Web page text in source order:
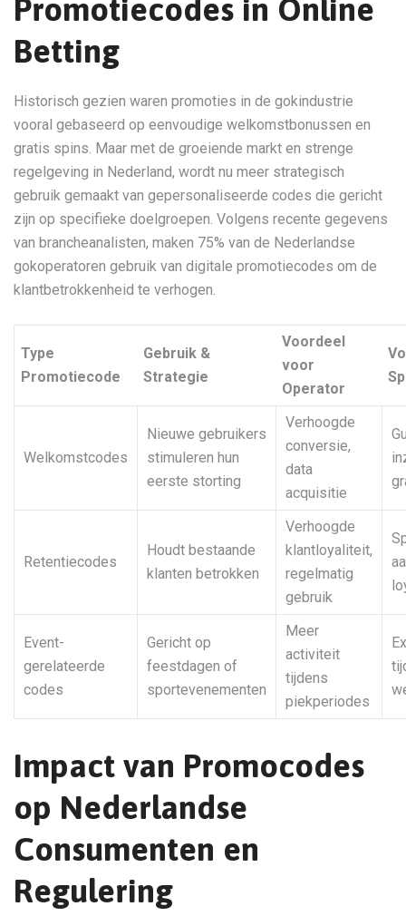
Promotiecodes in Online
Betting
Historisch gezien waren promoties in de gokindustrie
vooral gebaseerd op eenvoudige welkomstbonussen en
gratis spins. Maar met de groeiende markt en strenge
regelgeving in Nederland, wordt nu meer strategisch
gebruik gemaakt van gepersonaliseerde codes die gericht
zijn op specifieke doelgroepen. Volgens recente gegevens
van brancheanalisten, maken 75% van de Nederlandse
gokoperatoren gebruik van digitale promotiecodes om de
klantbetrokkenheid te verhogen.
Type
Promotiecode
Gebruik &
Strategie
Voordeel
voor
Operator
Welkomstcodes
Nieuwe gebruikers
stimuleren hun
eerste storting
Verhoogde
conversie,
data
acquisitie
Retentiecodes
Houdt bestaande
klanten betrokken
Verhoogde
klantloyaliteit,
regelmatig
gebruik
Event-
gerelateerde
codes
Gericht op
feestdagen of
sportevenementen
Meer
activiteit
tijdens
piekperiodes
Impact van Promocodes
op Nederlandse
Consumenten en
Regulering